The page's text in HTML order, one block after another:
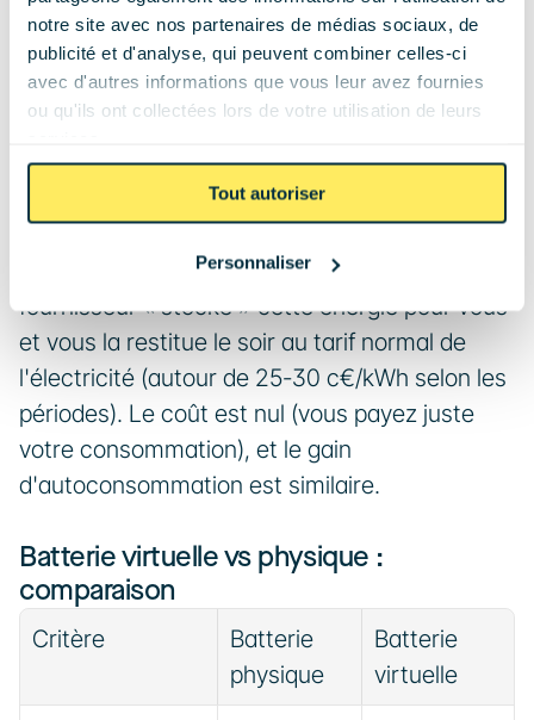
notre site avec nos partenaires de médias sociaux, de
publicité et d'analyse, qui peuvent combiner celles-ci
avec d'autres informations que vous leur avez fournies
ou qu'ils ont collectées lors de votre utilisation de leurs
Tout autoriser
Personnaliser
son offre Vert Électrique, ou des tiers) qui vous
permet de « stocker » votre surplus sur le
réseau électrique en échange d'une restitution
Concrètement : vous produisez 5 kWh de
(tarif EDF OA depuis juin 2026), le
fournisseur « stocke » cette énergie pour vous
et vous la restitue le soir au tarif normal de
l'électricité (autour de 25-30 c€/kWh selon les
périodes). Le coût est nul (vous payez juste
votre consommation), et le gain
d'autoconsommation est similaire.
Batterie virtuelle vs physique :
comparaison
Critère
Batterie
physique
Batterie
virtuelle